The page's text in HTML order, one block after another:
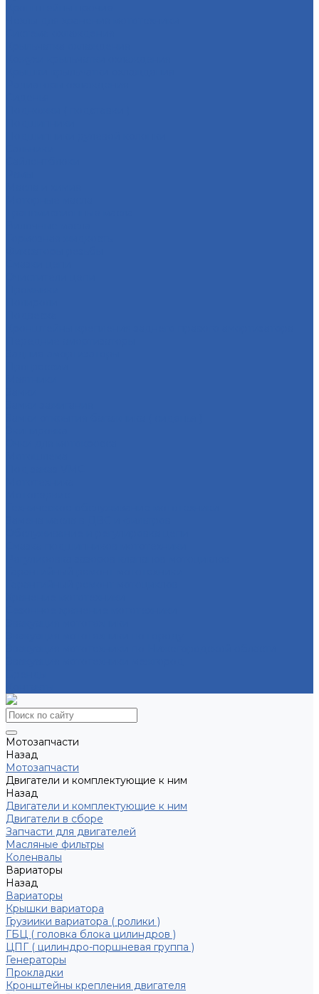
Мотозапчасти
Назад
Мотозапчасти
Двигатели и комплектующие к ним
Назад
Двигатели и комплектующие к ним
Двигатели в сборе
Запчасти для двигателей
Масляные фильтры
Коленвалы
Вариаторы
Назад
Вариаторы
Крышки вариатора
Грузиики вариатора ( ролики )
ГБЦ ( головка блока цилиндров )
ЦПГ ( цилиндро-поршневая группа )
Генераторы
Прокладки
Кронштейны крепления двигателя